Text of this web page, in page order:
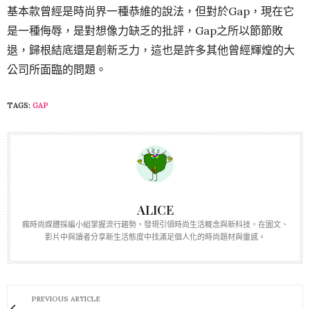
基本款曾經是時尚界一種恭維的說法，但對於Gap，現在它
是一種侮辱，是對想像力缺乏的批評，Gap之所以節節敗
退，歸根結底還是創新乏力，這也是許多其他曾經輝煌的大
公司所面臨的問題。
TAGS: GAP
ALICE
瘋時尚媒體採編小組掌握流行趨勢，發現引領時尚生活概念與新科技，在圖文、
影片中與讀者分享新生活態度中找滿足個人化的時尚題材與靈感。
PREVIOUS ARTICLE